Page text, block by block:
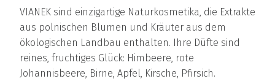
VIANEK sind einzigartige Naturkosmetika, die Extrakte
aus polnischen Blumen und Kräuter aus dem
ökologischen Landbau enthalten. Ihre Düfte sind
reines, fruchtiges Glück: Himbeere, rote
Johannisbeere, Birne, Apfel, Kirsche, Pfirsich.